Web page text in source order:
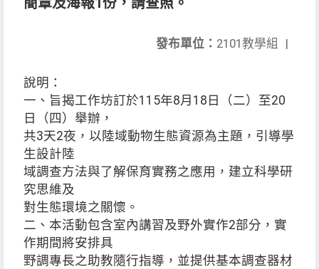
簡章及海報1份，請查照。
發布單位： 2101教學組 |
說明：
一、旨揭工作坊訂於115年8月18日（二）至20
日（四）舉辦，
共3天2夜，以陸域動物生態資源為主題，引導學
生設計陸
域調查方法與了解保育實務之應用，建立科學研
究思維及
對生態環境之關懷。
二、本活動包含室內講習及野外實作2部分，實
作期間將安排具
野調專長之助教隨行指導，並提供基本調查器材